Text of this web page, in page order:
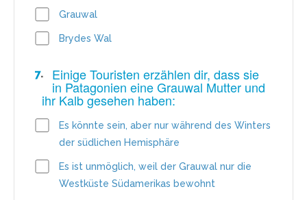
Grauwal
Brydes Wal
7. Einige Touristen erzählen dir, dass sie
in Patagonien eine Grauwal Mutter und
ihr Kalb gesehen haben:
Es könnte sein, aber nur während des Winters
der südlichen Hemisphäre
Es ist unmöglich, weil der Grauwal nur die
Westküste Südamerikas bewohnt